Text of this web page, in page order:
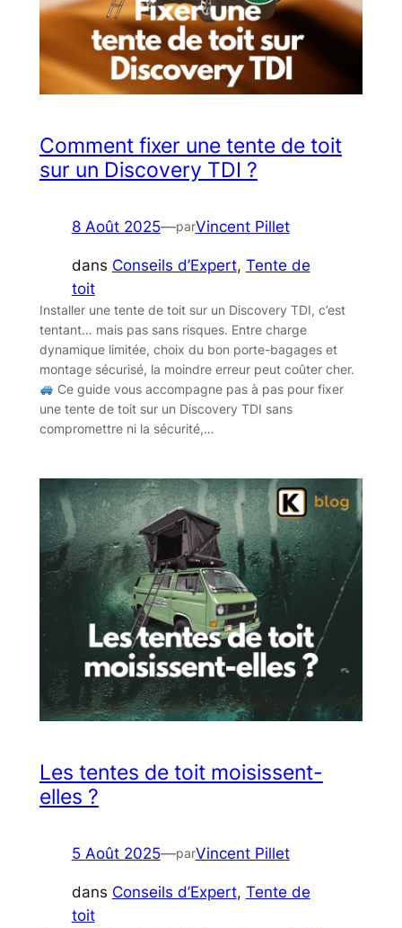
Comment fixer une tente de toit
sur un Discovery TDI ?
8 Août 2025—parVincent Pillet
dans Conseils d’Expert, Tente de
toit
Installer une tente de toit sur un Discovery TDI, c’est
tentant… mais pas sans risques. Entre charge
dynamique limitée, choix du bon porte-bagages et
montage sécurisé, la moindre erreur peut coûter cher.
Ce guide vous accompagne pas à pas pour fixer
une tente de toit sur un Discovery TDI sans
compromettre ni la sécurité,…
Les tentes de toit moisissent-
elles ?
5 Août 2025—parVincent Pillet
dans Conseils d’Expert, Tente de
toit